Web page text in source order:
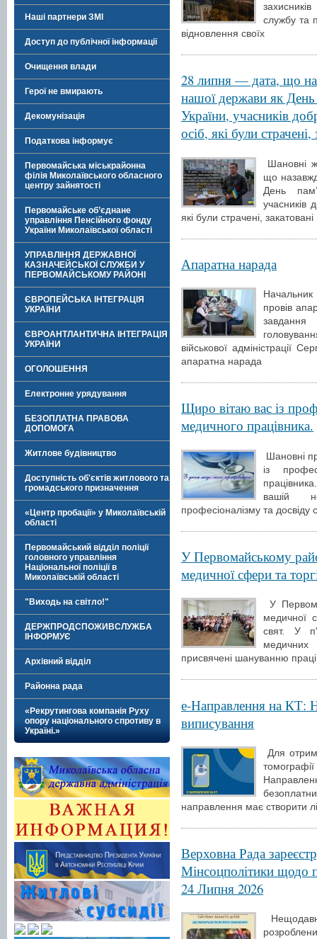
Наші партнери ЗМІ
Доступ до публічної інформації
Очищення влади
Герої не вмирають
Декомунізація
Податкова інформує
Первомайська міськрайонна
філія Миколаївського обласного
центру зайнятості
Первомайське об’єднане
управління Пенсійного фонду
України Миколаївської області
УПРАВЛІННЯ ДЕРЖАВНОЇ
КАЗНАЧЕЙСЬКОЇ СЛУЖБИ У
ПЕРВОМАЙСЬКОМУ РАЙОНІ
ЄВРОПЕЙСЬКА ІНТЕГРАЦІЯ
УКРАЇНИ
ЄВРОАНТЛАНТИЧНА ІНТЕГРАЦІЯ
УКРАЇНИ
ОГОЛОШЕННЯ
Електронне урядування
БЕЗОПЛАТНА ПРАВОВА
ДОПОМОГА
Житлове будівництво
Доступність об'єктів житлового та
громадського призначення
«Центр пробації» у Миколаївській
області
Первомайський відділ поліції
головного управління
Національної поліції в
Миколаївській області
"Виходь на світло!"
ДЕРЖПРОДСПОЖИВСЛУЖБА
ІНФОРМУЄ
Архівний відділ
Районна рада
«Рекрутингова компанія Руху
опору національного спротиву в
Україні.»
службу та
відновлення своїх
28 липня — дата, що
нашої держави як День
України, учасників
осіб, які були
Шановні
що
День
учасників
які були страчені, закатовані
Апаратна нарада
провів
завдання
військової адміністрації
апаратна нарада
Щиро вітаю вас із
медичного працівника.
Шановні
із
вашій
професіоналізму та
У Первомайському
медичної сфери та
У
медичної
свят. У
медичних
присвячені шануванню
е-Направлення на КТ:
виписування
Для
направлення має створити
Верховна Рада
Мінсоцполітики щодо
24 Липня 2026